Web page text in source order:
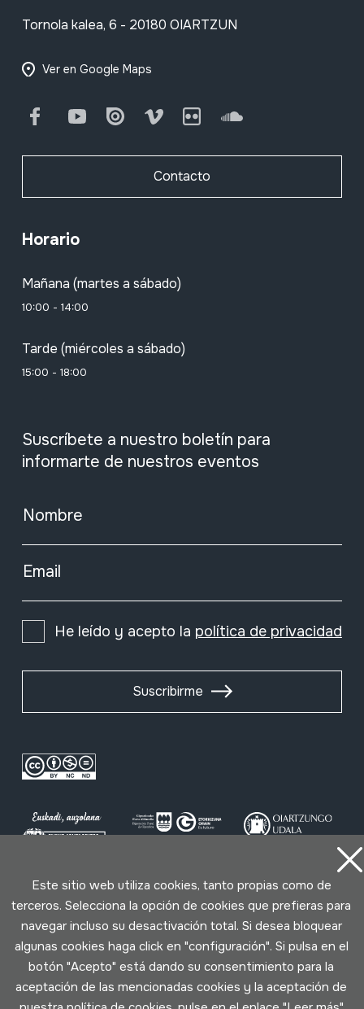
Tornola kalea, 6 - 20180 OIARTZUN
Ver en Google Maps
FacebookYoutube Issuu Vimeo Flickr SoundCloud
Contacto
Horario
Mañana (martes a sábado)
10:00 - 14:00
Tarde (miércoles a sábado)
15:00 - 18:00
Suscríbete a nuestro boletín para
informarte de nuestros eventos
Nombre
Email
He leído y acepto la política de privacidad
Suscribirme
Condiciones de uso
Política de privacidad
Política de cookies
Desarrollado por Lotura
Este sitio web utiliza cookies, tanto propias como de
terceros. Selecciona la opción de cookies que prefieras para
navegar incluso su desactivación total. Si desea bloquear
algunas cookies haga click en "configuración". Si pulsa en el
botón "Acepto" está dando su consentimiento para la
aceptación de las mencionadas cookies y la aceptación de